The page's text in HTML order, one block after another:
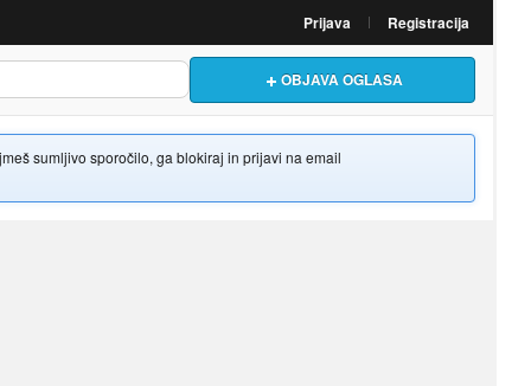
Prijava Registracija
OBJAVA OGLASA
sumljivo sporočilo, ga blokiraj in prijavi na email